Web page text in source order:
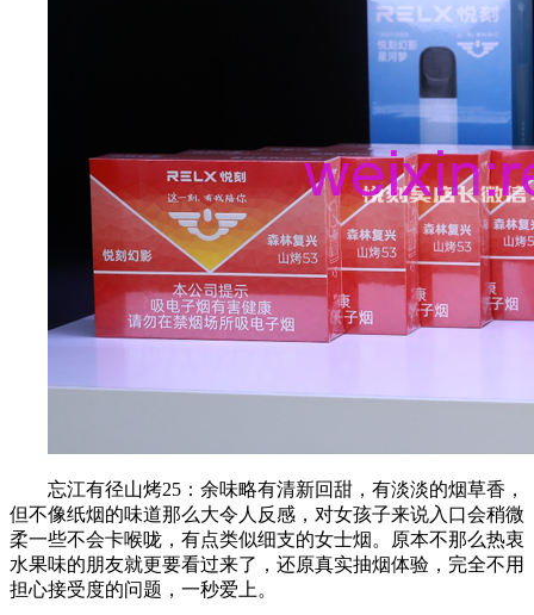
忘江有径山烤25：余味略有清新回甜，有淡淡的烟草香，
但不像纸烟的味道那么大令人反感，对女孩子来说入口会稍微
柔一些不会卡喉咙，有点类似细支的女士烟。原本不那么热衷
水果味的朋友就更要看过来了，还原真实抽烟体验，完全不用
担心接受度的问题，一秒爱上。